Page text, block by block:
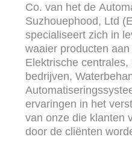
Co. van het de
Suzhouephood, Ltd
specialiseert zich in
waaier producten
Elektrische
bedrijven,
ervaringen in het
van onze die klanten
door de cliënten